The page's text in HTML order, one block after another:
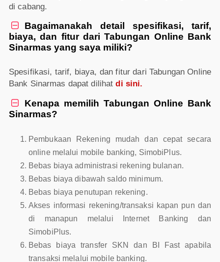
di cabang.

Bagaimanakah detail spesifikasi, tarif,
biaya, dan fitur dari Tabungan Online Bank
Sinarmas yang saya miliki?
Spesifikasi, tarif, biaya, dan fitur dari Tabungan Online
Bank Sinarmas dapat dilihatdi sini.

Kenapa memilih Tabungan Online Bank
Sinarmas?
Pembukaan Rekening mudah dan cepat secara
online melalui mobile banking, SimobiPlus.
Bebas biaya administrasi rekening bulanan.
Bebas biaya dibawah saldo minimum.
Bebas biaya penutupan rekening.
Akses informasi rekening/transaksi kapan pun dan
di manapun melalui Internet Banking dan
SimobiPlus.
Bebas biaya transfer SKN dan BI Fast apabila
transaksi melalui mobile banking.